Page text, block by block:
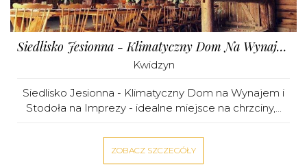
Siedlisko Jesionna - Klimatyczny Dom Na Wynajem I Stodoła Na Imprezy
Kwidzyn
Siedlisko Jesionna - Klimatyczny Dom na Wynajem i
Stodoła na Imprezy - idealne miejsce na chrzciny,...
ZOBACZ SZCZEGÓŁY